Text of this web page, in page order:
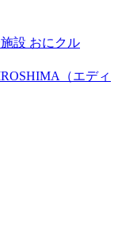
設 おにクル
（エディ